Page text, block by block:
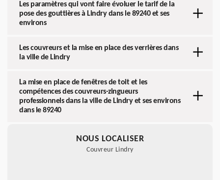
Les paramètres qui vont faire évoluer le tarif de la
pose des gouttières à Lindry dans le 89240 et ses
environs
Les couvreurs et la mise en place des verrières dans
la ville de Lindry
La mise en place de fenêtres de toit et les
compétences des couvreurs-zingueurs
professionnels dans la ville de Lindry et ses environs
dans le 89240
NOUS LOCALISER
Couvreur Lindry